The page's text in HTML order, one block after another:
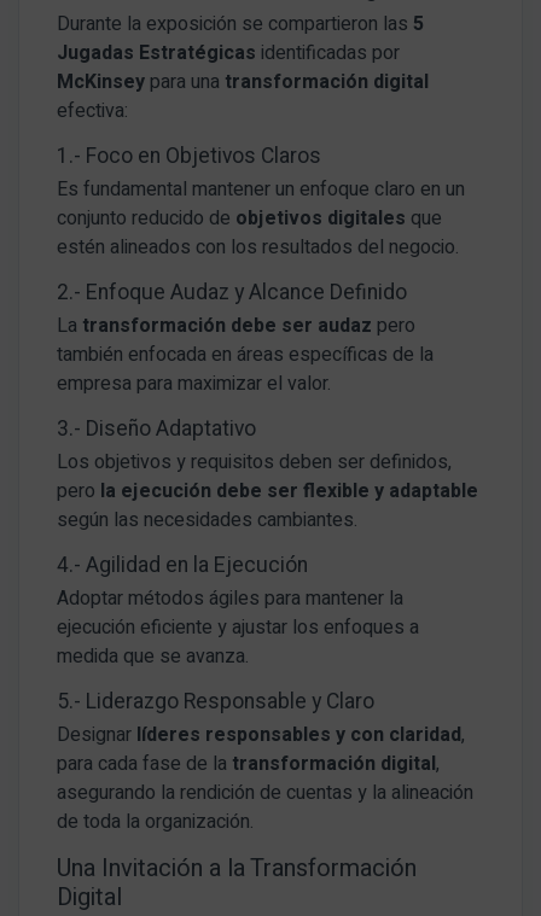
Durante la exposición se compartieron las 5
Jugadas Estratégicas identificadas por
McKinsey para una transformación digital
efectiva:
1.- Foco en Objetivos Claros
Es fundamental mantener un enfoque claro en un
conjunto reducido de objetivos digitales que
estén alineados con los resultados del negocio.
2.- Enfoque Audaz y Alcance Definido
La transformación debe ser audaz pero
también enfocada en áreas específicas de la
empresa para maximizar el valor.
3.- Diseño Adaptativo
Los objetivos y requisitos deben ser definidos,
pero la ejecución debe ser flexible y adaptable
según las necesidades cambiantes.
4.- Agilidad en la Ejecución
Adoptar métodos ágiles para mantener la
ejecución eficiente y ajustar los enfoques a
medida que se avanza.
5.- Liderazgo Responsable y Claro
Designar líderes responsables y con claridad,
para cada fase de la transformación digital,
asegurando la rendición de cuentas y la alineación
de toda la organización.
Una Invitación a la Transformación
Digital